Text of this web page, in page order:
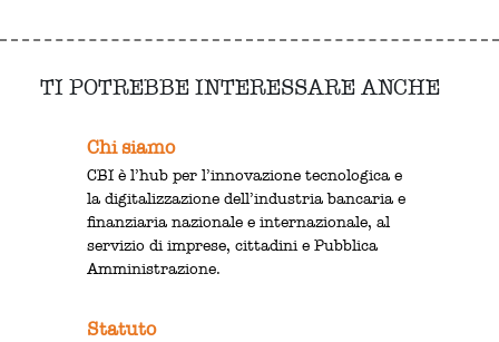
TI POTREBBE INTERESSARE ANCHE
Chi siamo
CBI è l’hub per l’innovazione tecnologica e
la digitalizzazione dell’industria bancaria e
finanziaria nazionale e internazionale, al
servizio di imprese, cittadini e Pubblica
Amministrazione.
Statuto